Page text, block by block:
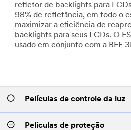
refletor de backlights para
98% de refletância, em todo o
maximizar a eficiência de
backlights para seus LCDs. O
usado em conjunto com a BEF
Películas de controle da luz
Películas de proteção